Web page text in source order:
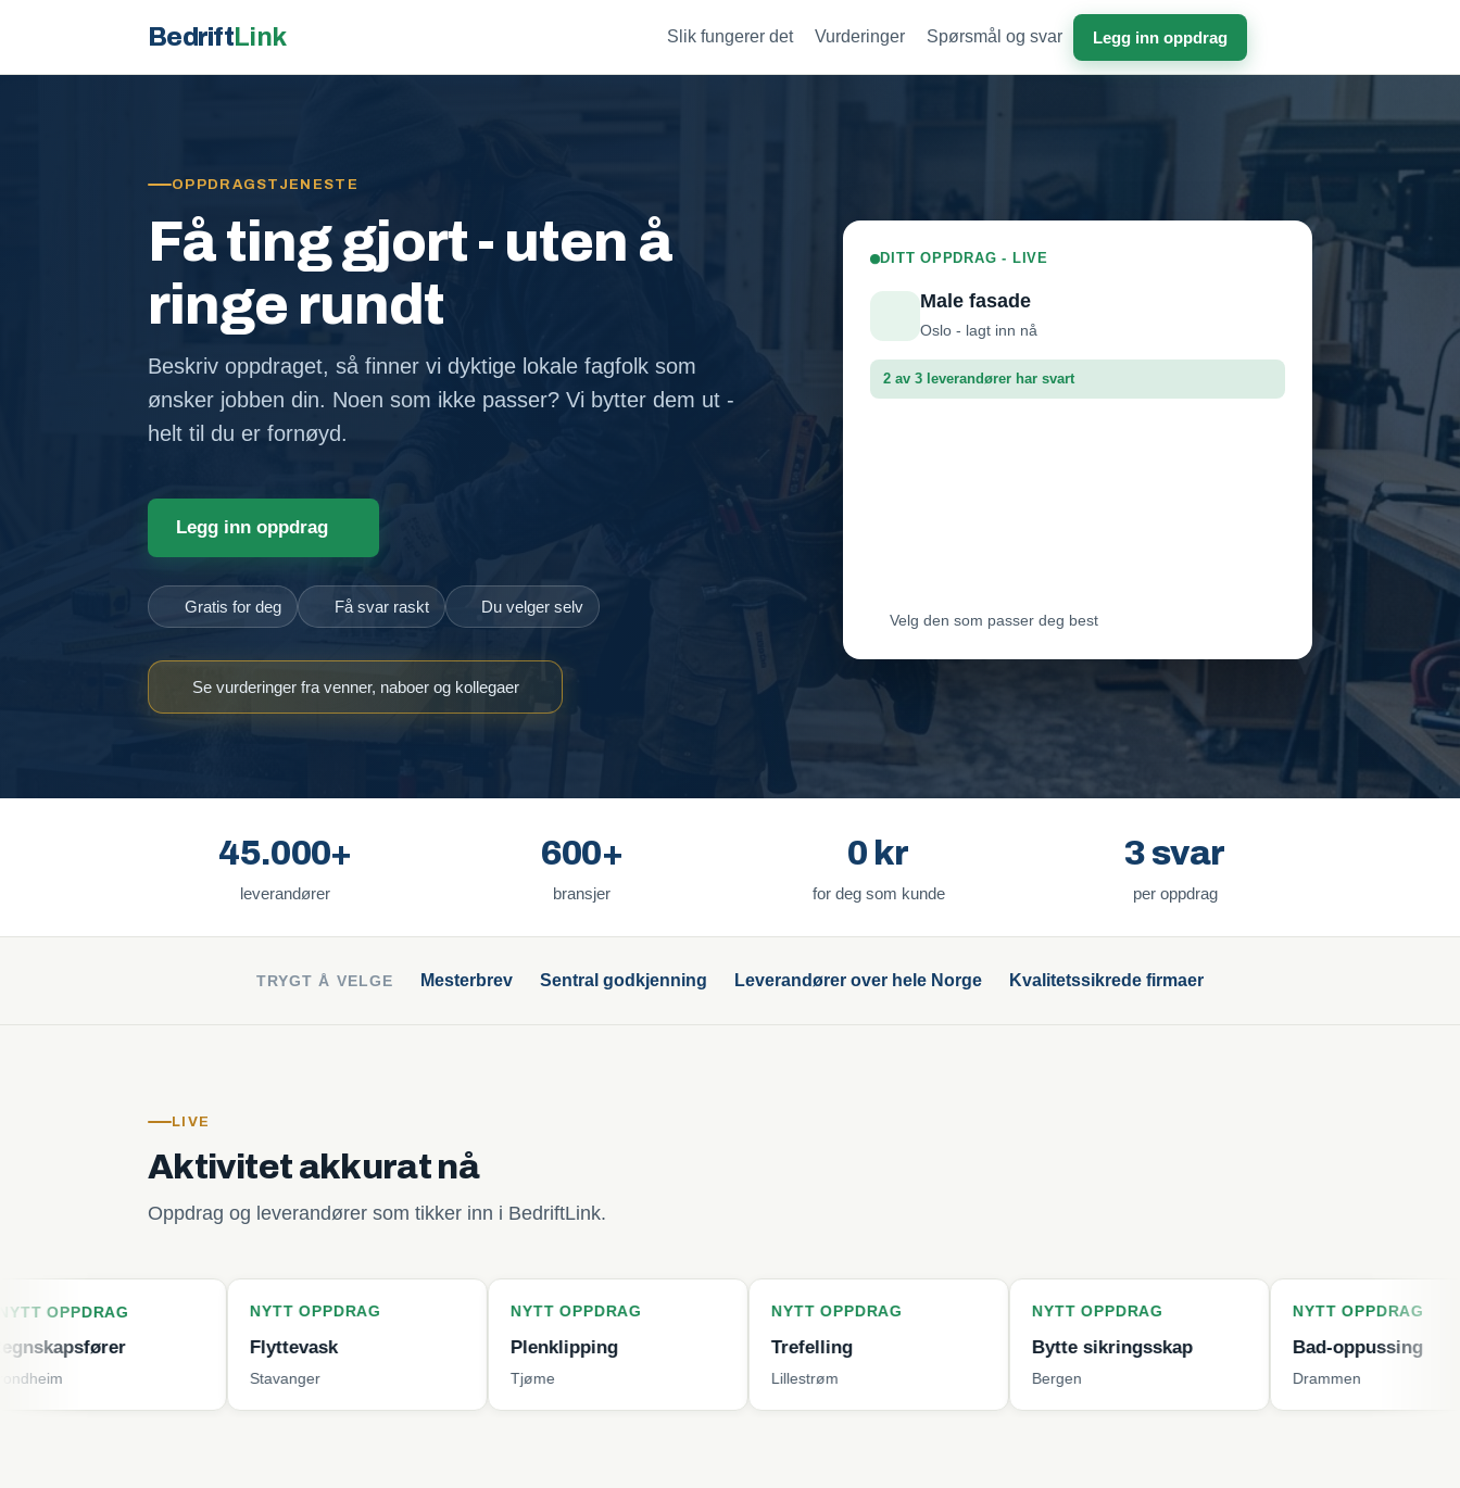
BedriftLink Slik fungerer det Vurderinger Spørsmål og svar Legg inn oppdrag
OPPDRAGSTJENESTE
Få ting gjort - uten å
ringe rundt
Beskriv oppdraget, så finner vi dyktige lokale fagfolk som
ønsker jobben din. Noen som ikke passer? Vi bytter dem ut -
helt til du er fornøyd.
Legg inn oppdrag
Gratis for deg Få svar raskt Du velger selv
Se vurderinger fra venner, naboer og kollegaer
DITT OPPDRAG - LIVE
Male fasade
Oslo - lagt inn nå
2 av 3 leverandører har svart
Velg den som passer deg best
45.000+
leverandører
600+
bransjer
0 kr
for deg som kunde
3 svar
per oppdrag
TRYGT Å VELGE Mesterbrev Sentral godkjenning Leverandører over hele Norge Kvalitetssikrede firmaer
LIVE
Aktivitet akkurat nå
Oppdrag og leverandører som tikker inn i BedriftLink.
NYTT OPPDRAG NYTT OPPDRAG
Plenklipping
NYTT OPPDRAG NYTT OPPDRAG
Bytte sikringsskap
NYTT OPPDRAG
Bad-oppussing